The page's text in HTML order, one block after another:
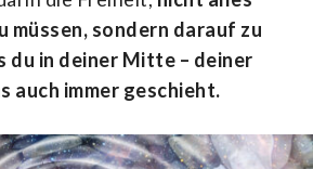
müssen, sondern darauf zu
du in deiner Mitte – deiner
auch immer geschieht.